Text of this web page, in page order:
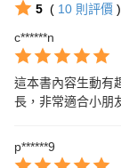
5 ( 10 則評價 )
c******n
這本書內容生動有
長，非常適合小朋
p******9